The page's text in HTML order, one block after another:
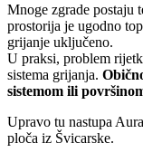
Mnoge zgrade postaju
prostorija je ugodno
grijanje uključeno.
U praksi, problem
sistema grijanja.
sistemom ili
Upravo tu nastupa
ploča iz Švicarske.